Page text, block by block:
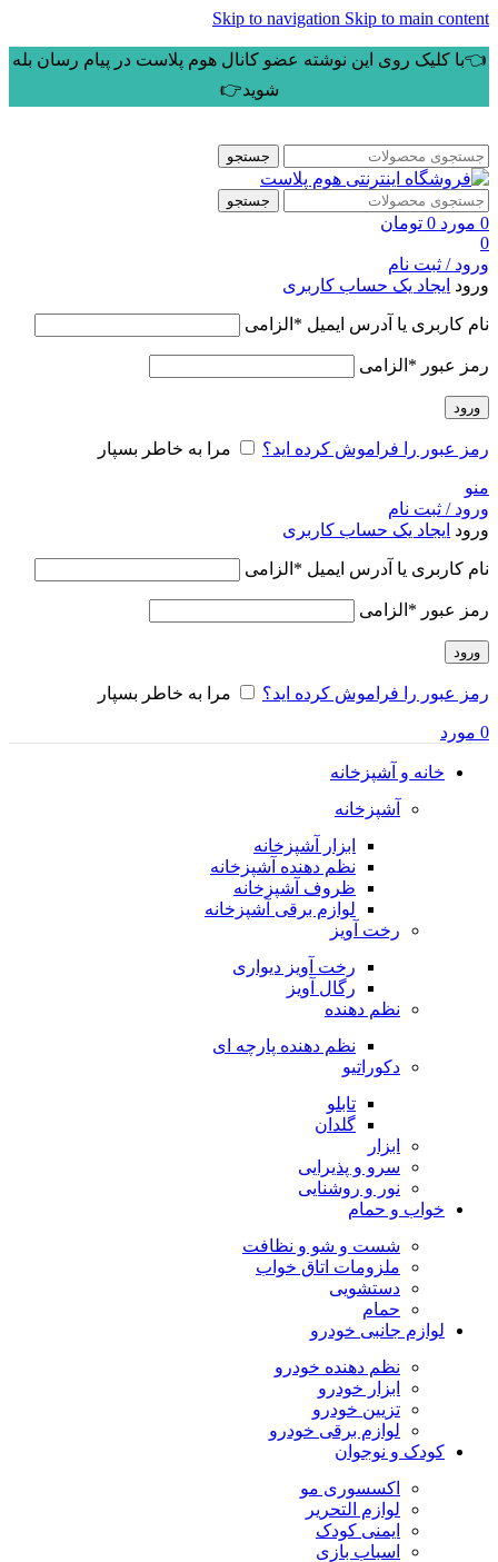
Skip to navigation Skip to main content
👈با کلیک روی این نوشته عضو کانال هوم پلاست در پیام رسان بله
شوید👉
جستجو
جستجو
0 مورد 0 تومان
0
ورود / ثبت نام
ورود ایجاد یک حساب کاربری
نام کاربری یا آدرس ایمیل * الزامی
رمز عبور * الزامی
ورود
رمز عبور را فراموش کرده اید؟ مرا به خاطر بسپار
منو
ورود / ثبت نام
ورود ایجاد یک حساب کاربری
نام کاربری یا آدرس ایمیل * الزامی
رمز عبور * الزامی
ورود
رمز عبور را فراموش کرده اید؟ مرا به خاطر بسپار
0 مورد
خانه و آشپزخانه
آشپزخانه
ابزار آشپزخانه
نظم دهنده آشپزخانه
ظروف آشپزخانه
لوازم برقی آشپزخانه
رخت آویز
رخت آویز دیواری
رگال آویز
نظم دهنده
نظم دهنده پارچه ای
دکوراتیو
تابلو
گلدان
ابزار
سرو و پذیرایی
نور و روشنایی
خواب و حمام
شست و شو و نظافت
ملزومات اتاق خواب
دستشویی
حمام
لوازم جانبی خودرو
نظم دهنده خودرو
ابزار خودرو
تزیین خودرو
لوازم برقی خودرو
کودک و نوجوان
اکسسوری مو
لوازم التحریر
ایمنی کودک
اسباب بازی